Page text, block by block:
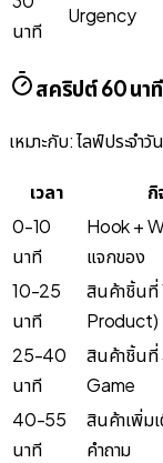
นาที
Urgency
สคริปต์ 60 นา
เหมาะกับ: ไลฟ์ประจ
เวลา กิ
0-10
นาที
Hook +
แจกของ
10-25
นาที
สินค้าชิ้นที่
Product)
25-40
นาที
สินค้าชิ้นที่
Game
40-55
นาที
สินค้าเพิ่ม
คำถาม